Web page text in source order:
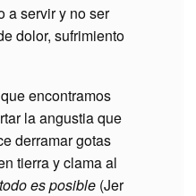
a servir y no ser
dolor, sufrimiento
encontramos
la angustia que
derramar gotas
tierra y clama al
es posible (Jer